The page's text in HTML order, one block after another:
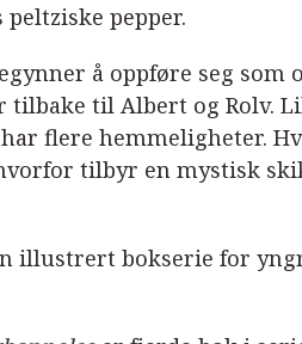
pepper.
å oppføre seg
tilbake til Albert og Rolv.
flere hemmeligheter.
tilbyr en mystisk
illustrert bokserie for